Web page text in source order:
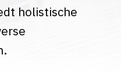
holistische